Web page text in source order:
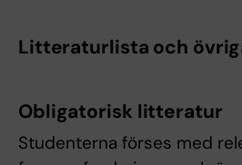
Litteraturlista och
Obligatorisk litteratur
Studenterna förses med